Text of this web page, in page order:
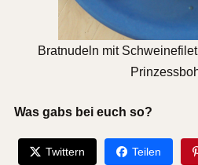
Bratnudeln mit
Was gabs bei euch so?
Twittern Teilen